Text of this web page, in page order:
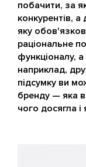
побачити, за
конкурентів, а
яку
раціональне
функціоналу,
наприклад,
підсумку ви
бренду — яка
чого досягла